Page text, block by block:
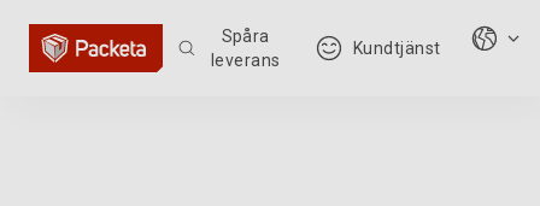
Spåra
leverans
Kundtjänst